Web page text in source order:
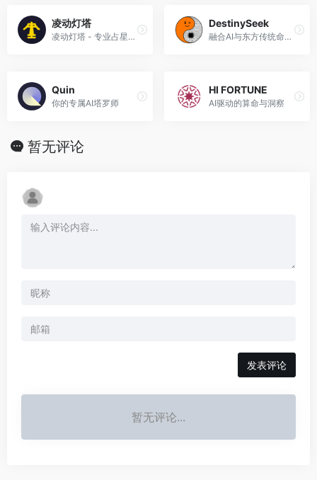
凌动灯塔
凌动灯塔 - 专业占星学服务平台，提供十二星座详解、星座运势分析、星座配对测试、在线星盘查询、塔罗占卜等服务。助您了解星座性格，把握运势变化。
DestinySeek
融合AI与东方传统命理的在线分析平台
Quin
你的专属AI塔罗师
HI FORTUNE
AI驱动的算命与洞察
暂无评论
发表评论
暂无评论...